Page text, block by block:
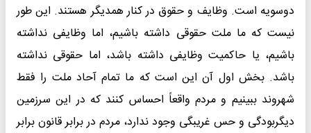
دوسویه است. وظایف و حقوق در کنار همدیگر هستند. این طور
نیست که ما ملت حقوقی داشته باشیم، اما وظایفی نداشته
باشیم، یا حاکمیت وظایفی داشته باشد، اما حقوقی نداشته
باشد. بخش اول آن این است که ما تمام آحاد ملت را فقط
شهروند ببینیم و مردم واقعاً احساس کنند که در این سرزمین
دیگربودگی و حس غریبگی وجود ندارد، مردم در برابر قانون برابر